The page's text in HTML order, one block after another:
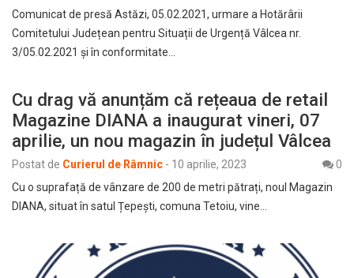
Comunicat de presă Astăzi, 05.02.2021, urmare a Hotărârii
Comitetului Județean pentru Situații de Urgență Vâlcea nr.
3/05.02.2021 și în conformitate…
Cu drag vă anunțăm că rețeaua de retail
Magazine DIANA a inaugurat vineri, 07
aprilie, un nou magazin în județul Vâlcea
Postat de Curierul de Râmnic - 10 aprilie, 2023
0
Cu o suprafață de vânzare de 200 de metri pătrați, noul Magazin
DIANA, situat în satul Țepești, comuna Tetoiu, vine…